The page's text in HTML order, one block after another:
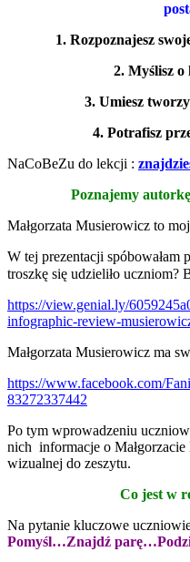
1. Rozpoznajesz
2. Myślisz o
3. Umiesz
4. Potrafisz
NaCoBeZu do lekcji :
Poznajemy
Małgorzata Musierowicz to
W tej prezentacji spóbowałam
troszkę się udzieliło uczniom?
https://view.genial.ly/
infographic-review-
Małgorzata Musierowicz ma
https://www.facebook.com/
83272337442
Po tym wprowadzeniu
nich informacje o
wizualnej do zeszytu.
Co jest w
Na pytanie kluczowe
Pomyśl…Znajdź